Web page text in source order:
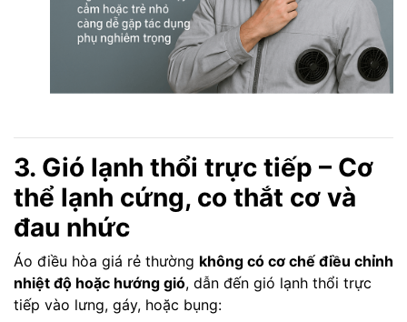
3. Gió lạnh thổi trực tiếp – Cơ
thể lạnh cứng, co thắt cơ và
đau nhức
Áo điều hòa giá rẻ thường không có cơ chế điều chỉnh
nhiệt độ hoặc hướng gió, dẫn đến gió lạnh thổi trực
tiếp vào lưng, gáy, hoặc bụng: